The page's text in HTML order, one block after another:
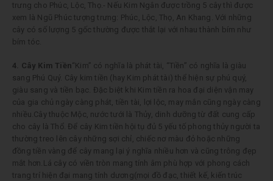
trưng cho Phúc, Lộc, Thọ.- Nếu Kim Ngân được trồng 5 cây thì được
xem là Ngũ Phúc tượng trưng: Phúc, Lộc, Thọ, An Khang. Với những
cây có số lượng 5 gốc thường được thắt lại với nhau thành bím như
bím tóc.
4. Cây Kim Tiền“Kim” có nghĩa là phát tài, “Tiền” có nghĩa là giàu
sang Phú Quý. Cây kim tiền (hay Kim phát tài) thể hiện sự phú quý,
giàu sang và tiền bạc. Đặc biệt khi Kim tiền ra hoa đại diện vận may
của gia chủ ngày càng phát, tiền tài, lợi lộc, may mắn cũng ngày càng
nhiều.Cây thuộc Mộc, nước tưới là Thủy, dinh dưỡng từ đất cung cấp
cho cây là Thổ. Để cây Kim tiền hội tụ đủ 5 yếu tố phong thủy người ta
thường treo lên cây những sợi chỉ, chiếc nơ màu đỏ hoặc những
đồng tiền vàng để cây mang lại ý nghĩa nhiều hơn và cũng trông đẹp
mắt hơn.Lá cây có viền tròn mang tính âm phù hợp với phong cách
trang trí hiện đại mang tính dương(mọi đồ đạc, thiết kế, kiến trúc